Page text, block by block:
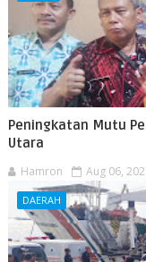
Peningkatan Mutu
Utara
Hamron Aug 06,
DAERAH